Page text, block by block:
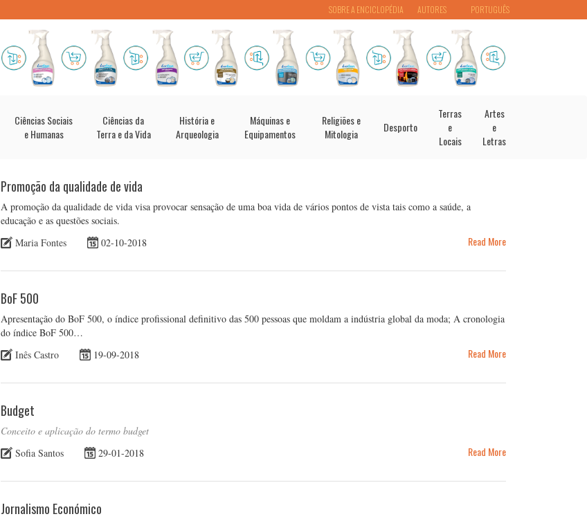
PORTUGUÊS
SOBRE A ENCICLOPÉDIA AUTORES
Ciências Sociais
e Humanas
Ciências da
Terra e da Vida
História e
Arqueologia
Máquinas e
Equipamentos
Religiões e
Mitologia
Desporto
Terras
e
Locais
Artes
e
Letras
Promoção da qualidade de vida
A promoção da qualidade de vida visa provocar sensação de uma boa vida de vários pontos de vista tais como a saúde, a
educação e as questões sociais.
Maria Fontes
02-10-2018 Read More
BoF 500
Apresentação do BoF 500, o índice profissional definitivo das 500 pessoas que moldam a indústria global da moda; A cronologia
do índice BoF 500…
Inês Castro
19-09-2018 Read More
Budget
Conceito e aplicação do termo budget
Sofia Santos
29-01-2018 Read More
Jornalismo Económico